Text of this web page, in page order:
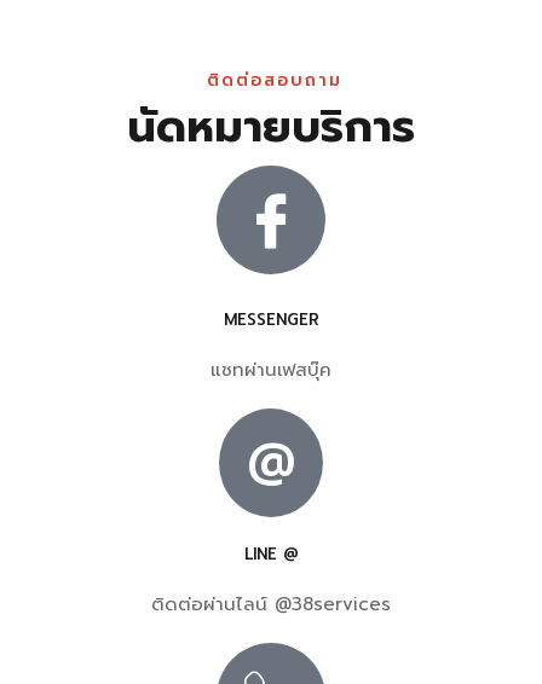
ติดต่อสอบถาม
นัดหมายบริการ
MESSENGER
แชทผ่านเฟสบุ๊ค
@
LINE @
ติดต่อผ่านไลน์ @38services